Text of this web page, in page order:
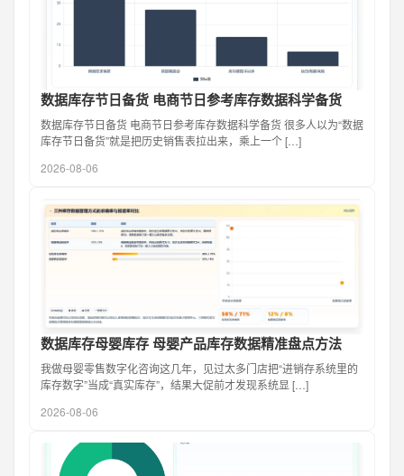
数据库存节日备货 电商节日参考库存数据科学备货
数据库存节日备货 电商节日参考库存数据科学备货 很多人以为“数据
库存节日备货”就是把历史销售表拉出来，乘上一个 […]
2026-08-06
数据库存母婴库存 母婴产品库存数据精准盘点方法
我做母婴零售数字化咨询这几年，见过太多门店把“进销存系统里的
库存数字”当成“真实库存”，结果大促前才发现系统显 […]
2026-08-06